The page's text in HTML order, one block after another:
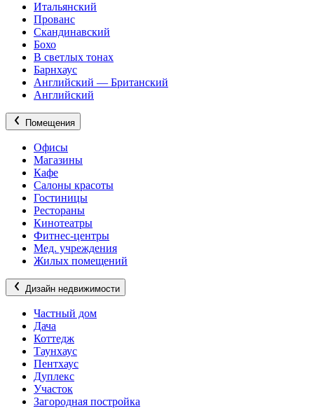
Итальянский
Прованс
Скандинавский
Бохо
В светлых тонах
Барнхаус
Английский — Британский
Английский
Помещения
Офисы
Магазины
Кафе
Салоны красоты
Гостиницы
Рестораны
Кинотеатры
Фитнес-центры
Мед. учреждения
Жилых помещений
Дизайн недвижимости
Частный дом
Дача
Коттедж
Таунхаус
Пентхаус
Дуплекс
Участок
Загородная постройка